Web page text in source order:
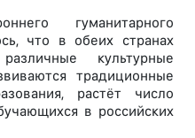
гуманитарного
что в обеих странах
культурные
традиционные
растёт число
в российских